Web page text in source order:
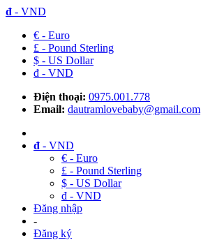
đ - VND
€ - Euro
£ - Pound Sterling
$ - US Dollar
đ - VND
Điện thoại: 0975.001.778
Email: dautramlovebaby@gmail.com
đ - VND
€ - Euro
£ - Pound Sterling
$ - US Dollar
đ - VND
Đăng nhập
-
Đăng ký